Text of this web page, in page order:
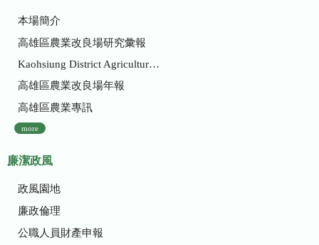
本場簡介
高雄區農業改良場研究彙報
Kaohsiung District Agricultural Research and Extension Station
高雄區農業改良場年報
高雄區農業專訊
more
廉潔政風
政風園地
廉政倫理
公職人員財產申報